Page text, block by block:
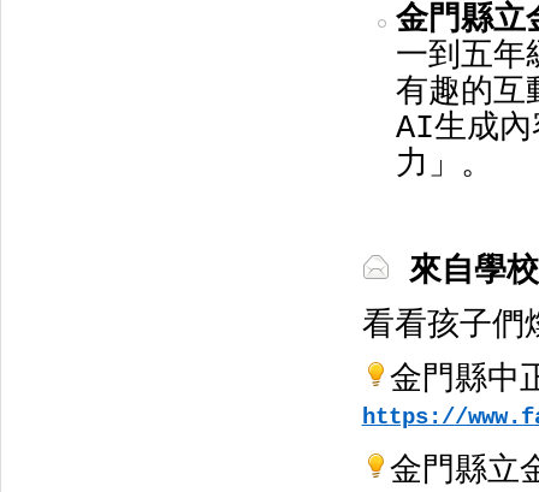
金門縣立
一到五年
有趣的互
AI生成內
力」。
來自學
看看孩子們
金門縣中
https://
金門縣立